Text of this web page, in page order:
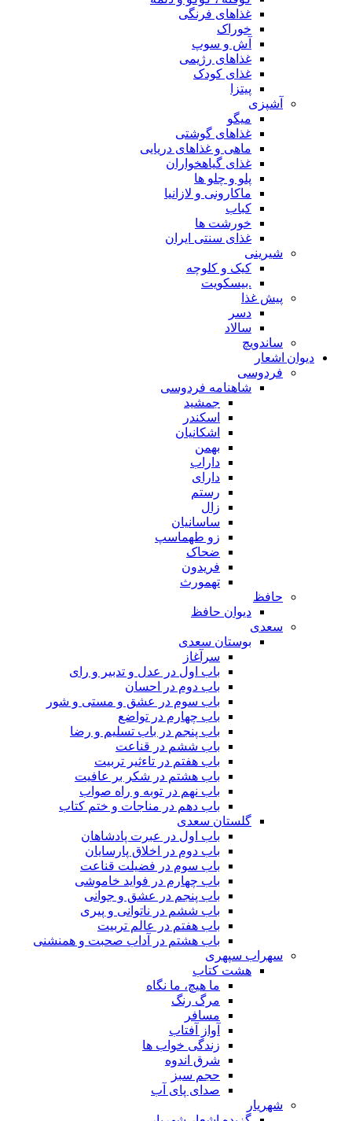
غذاهای فرنگی
خوراک
آش و سوپ
غذاهای رژیمی
غذای کودک
پیتزا
آشپزی
میگو
غذاهای گوشتی
ماهی و غذاهای دریایی
غذای گیاهخواران
پلو و چلو ها
ماکارونی و لازانیا
کباب
خورشت ها
غذای سنتی ایران
شیرینی
کیک و کلوچه
.بیسکویت
پیش غذا
دسر
سالاد
ساندویچ
دیوان اشعار
فردوسی
شاهنامه فردوسی
جمشید
اسکندر
اشکانیان
بهمن
داراب
دارای
رستم
زال
ساسانیان
زو طهماسپ‏
ضحاک
فریدون
تهمورث
حافظ
دیوان حافظ
سعدی
بوستان سعدی
سرآغاز
باب اول در عدل و تدبیر و رای
باب دوم در احسان
باب سوم در عشق و مستی و شور
باب چهارم در تواضع
باب پنجم در باب تسلیم و رضا
باب ششم در قناعت
باب هفتم در تاءثیر تربیت
باب هشتم در شکر بر عافیت
باب نهم در توبه و راه صواب
باب دهم در مناجات و ختم کتاب
گلستان سعدی
باب اول در عبرت پادشاهان
باب دوم در اخلاق پارسایان
باب سوم در فضیلت قناعت
باب چهارم در فواید خاموشى
باب پنجم در عشق و جوانى
باب ششم در ناتوانى و پیرى
باب هفتم در عالم تربیت
باب هشتم در آداب صحبت و همنشنى
سهراب سپهری
هشت کتاب
ما هیچ، ما نگاه
مرگ رنگ
مسافر
آواز آفتاب
زندگی خواب ها
شرق اندوه
حجم سبز
صدای پای آب
شهریار